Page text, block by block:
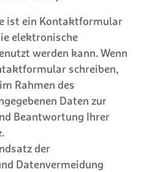
ist ein Kontaktformular
elektronische
werden kann. Wenn
schreiben,
Rahmen des
Daten zur
Beantwortung Ihrer
der
Datenvermeidung